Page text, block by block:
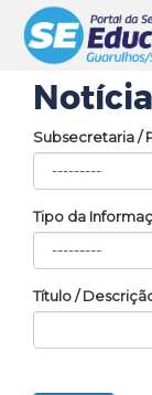
Subsecretaria /
Tipo da
Título /